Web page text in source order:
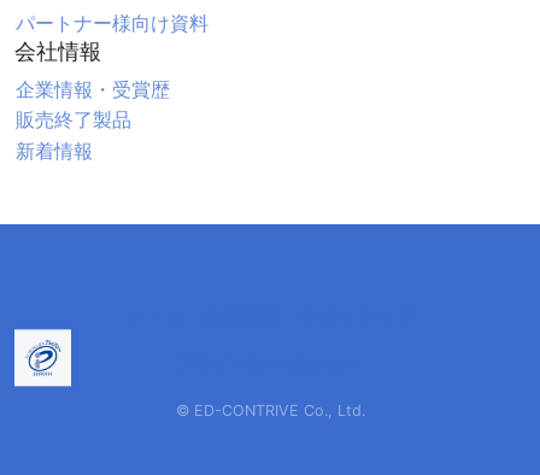
パートナー様向け資料
会社情報
企業情報・受賞歴
販売終了製品
新着情報
© ED-CONTRIVE Co., Ltd.